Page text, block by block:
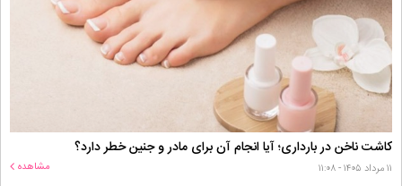
کاشت ناخن در بارداری؛ آیا انجام آن برای مادر و جنین خطر دارد؟
۱۱ مرداد ۱۴۰۵ - ۱۱:۰۸ مشاهده